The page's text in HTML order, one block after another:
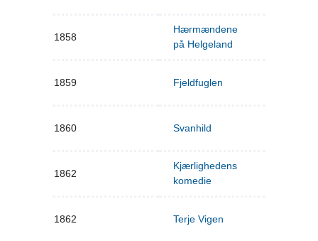
1858
Hærmændene
på Helgeland
1859 Fjeldfuglen
1860 Svanhild
1862
Kjærlighedens
komedie
1862 Terje Vigen